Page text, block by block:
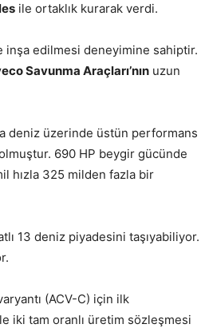
ile ortaklık kurarak verdi.
inşa edilmesi deneyimine sahiptir.
Savunma Araçları’nın uzun
deniz üzerinde üstün performans
690 HP beygir gücünde
hızla 325 milden fazla bir
13 deniz piyadesini taşıyabiliyor.
(ACV-C) için ilk
iki tam oranlı üretim sözleşmesi